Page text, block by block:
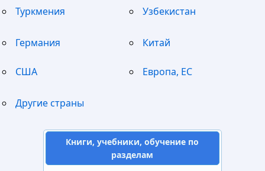
Туркмения Узбекистан
Германия Китай
США Европа, ЕС
Другие страны
Книги, учебники, обучение по
разделам